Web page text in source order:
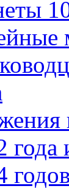
года
годов